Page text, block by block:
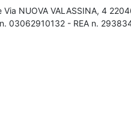
NUOVA VALASSINA, 4
03062910132 - REA n.